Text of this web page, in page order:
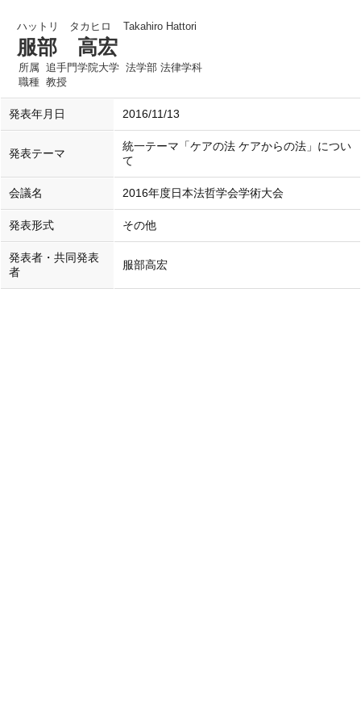
ハットリ タカヒロ Takahiro Hattori
服部 高宏
所属 追手門学院大学 法学部 法律学科
職種 教授
発表年月日 2016/11/13
発表テーマ
統一テーマ「ケアの法 ケアからの法」につい
て
会議名 2016年度日本法哲学会学術大会
発表形式 その他
発表者・共同発表
者
服部高宏